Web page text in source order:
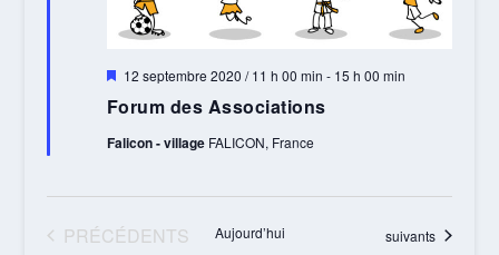
Forum des Associations
Mis
avant
12 septembre 2020 / 11 h 00 min - 15 h 00 min
Falicon - village FALICON, France
ÉVÈNEMENTS
PRÉCÉDENTS Aujourd’hui Évènements
suivants